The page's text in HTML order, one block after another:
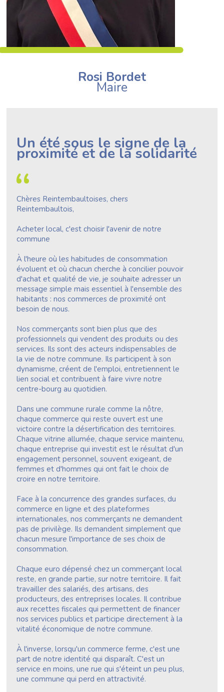
Rosi Bordet
Maire
Un été sous le signe de la
proximité et de la solidarité
“
Chères Reintembaultoises, chers
Reintembaultois,
Acheter local, c'est choisir l'avenir de notre
commune
À l'heure où les habitudes de consommation
évoluent et où chacun cherche à concilier pouvoir
d'achat et qualité de vie, je souhaite adresser un
message simple mais essentiel à l'ensemble des
habitants : nos commerces de proximité ont
besoin de nous.
Nos commerçants sont bien plus que des
professionnels qui vendent des produits ou des
services. Ils sont des acteurs indispensables de
la vie de notre commune. Ils participent à son
dynamisme, créent de l'emploi, entretiennent le
lien social et contribuent à faire vivre notre
centre-bourg au quotidien.
Dans une commune rurale comme la nôtre,
chaque commerce qui reste ouvert est une
victoire contre la désertification des territoires.
Chaque vitrine allumée, chaque service maintenu,
chaque entreprise qui investit est le résultat d'un
engagement personnel, souvent exigeant, de
femmes et d'hommes qui ont fait le choix de
croire en notre territoire.
Face à la concurrence des grandes surfaces, du
commerce en ligne et des plateformes
internationales, nos commerçants ne demandent
pas de privilège. Ils demandent simplement que
chacun mesure l'importance de ses choix de
consommation.
Chaque euro dépensé chez un commerçant local
reste, en grande partie, sur notre territoire. Il fait
travailler des salariés, des artisans, des
producteurs, des entreprises locales. Il contribue
aux recettes fiscales qui permettent de financer
nos services publics et participe directement à la
vitalité économique de notre commune.
À l'inverse, lorsqu'un commerce ferme, c'est une
part de notre identité qui disparaît. C'est un
service en moins, une rue qui s'éteint un peu plus,
une commune qui perd en attractivité.